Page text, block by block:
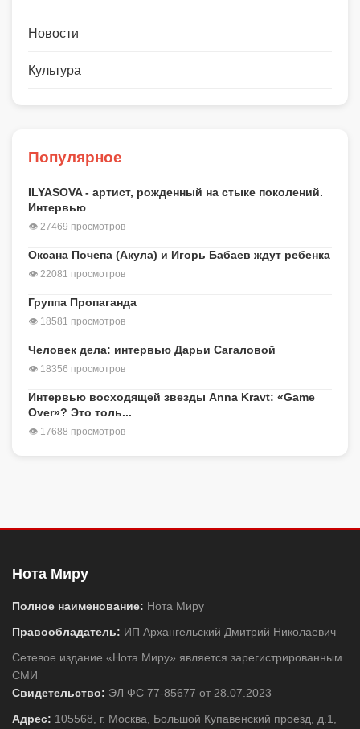
Новости
Культура
Популярное
ILYASOVA - артист, рожденный на стыке поколений.
Интервью
👁 27469 просмотров
Оксана Почепа (Акула) и Игорь Бабаев ждут ребенка
👁 22081 просмотров
Группа Пропаганда
👁 18581 просмотров
Человек дела: интервью Дарьи Сагаловой
👁 18356 просмотров
Интервью восходящей звезды Anna Kravt: «Game
Over»? Это толь...
👁 17688 просмотров
Нота Миру
Полное наименование: Нота Миру
Правообладатель: ИП Архангельский Дмитрий Николаевич
Сетевое издание «Нота Миру» является зарегистрированным
СМИ
Свидетельство: ЭЛ ФС 77-85677 от 28.07.2023
Адрес: 105568, г. Москва, Большой Купавенский проезд, д.1,